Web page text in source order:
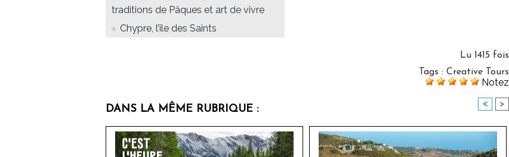
traditions de Pâques et art de vivre
Chypre, l’île des Saints
Lu 1415 fois
Tags : Creative Tours
Notez
DANS LA MÊME RUBRIQUE : < >